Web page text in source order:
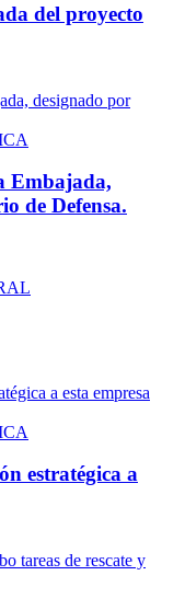
del proyecto
Embajada,
de Defensa.
estratégica a